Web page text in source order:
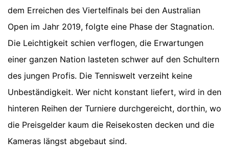
dem Erreichen des Viertelfinals bei den Australian
Open im Jahr 2019, folgte eine Phase der Stagnation.
Die Leichtigkeit schien verflogen, die Erwartungen
einer ganzen Nation lasteten schwer auf den Schultern
des jungen Profis. Die Tenniswelt verzeiht keine
Unbeständigkeit. Wer nicht konstant liefert, wird in den
hinteren Reihen der Turniere durchgereicht, dorthin, wo
die Preisgelder kaum die Reisekosten decken und die
Kameras längst abgebaut sind.